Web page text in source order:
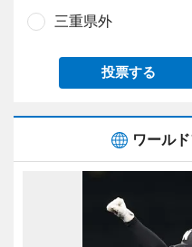
三重県外
投票する
ワール